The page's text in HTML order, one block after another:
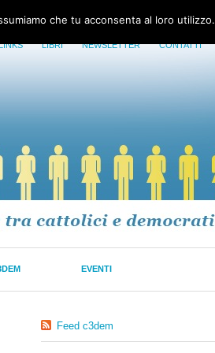
LIBRI NEWSLETTER CONTATTI
EVENTI
Feed c3dem
che tu acconsenta al loro utilizzo.